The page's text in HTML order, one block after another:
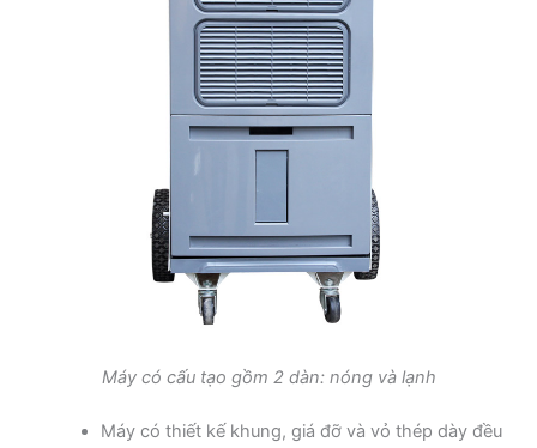
Máy có cấu tạo gồm 2 dàn: nóng và lạnh
Máy có thiết kế khung, giá đỡ và vỏ thép dày đều